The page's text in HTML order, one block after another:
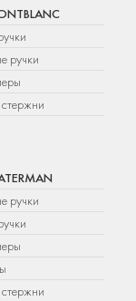
ручки
ручки